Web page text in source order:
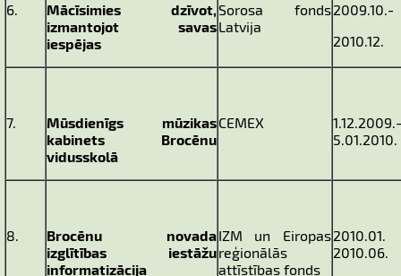
6.
Mācīsimies dzīvot,
izmantojot savas
iespējas
Sorosa fonds
Latvija
2009.10.-
2010.12.
7.
Mūsdienīgs mūzikas
kabinets Brocēnu
vidusskolā
CEMEX
1.12.2009.-
5.01.2010.
8.
Brocēnu novada
izglītības iestāžu
informatizācija
IZM un Eiropas
reģionālās
attīstības fonds
2010.01.
2010.06.